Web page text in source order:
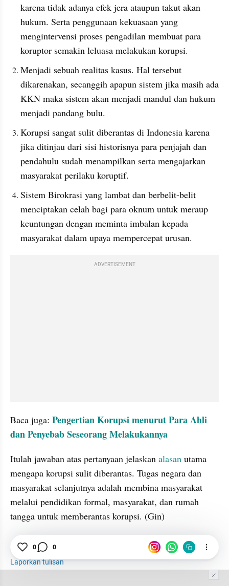
karena tidak adanya efek jera ataupun takut akan
hukum. Serta penggunaan kekuasaan yang
mengintervensi proses pengadilan membuat para
koruptor semakin leluasa melakukan korupsi.
Menjadi sebuah realitas kasus. Hal tersebut
dikarenakan, secanggih apapun sistem jika masih ada
KKN maka sistem akan menjadi mandul dan hukum
menjadi pandang bulu.
Korupsi sangat sulit diberantas di Indonesia karena
jika ditinjau dari sisi historisnya para penjajah dan
pendahulu sudah menampilkan serta mengajarkan
masyarakat perilaku koruptif.
Sistem Birokrasi yang lambat dan berbelit-belit
menciptakan celah bagi para oknum untuk meraup
keuntungan dengan meminta imbalan kepada
masyarakat dalam upaya mempercepat urusan.
ADVERTISEMENT
Baca juga: Pengertian Korupsi menurut Para Ahli
dan Penyebab Seseorang Melakukannya
Itulah jawaban atas pertanyaan jelaskan alasan utama
mengapa korupsi sulit diberantas. Tugas negara dan
masyarakat selanjutnya adalah membina masyarakat
melalui pendidikan formal, masyarakat, dan rumah
tangga untuk memberantas korupsi. (Gin)
Alasan
Laporkan tulisan
0 0